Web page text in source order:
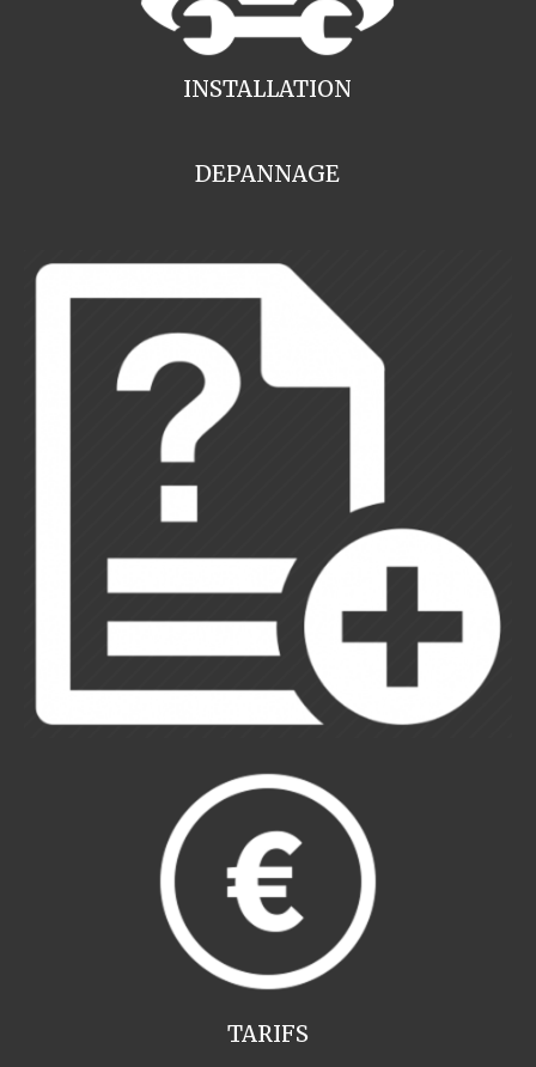
INSTALLATION
DEPANNAGE
TARIFS